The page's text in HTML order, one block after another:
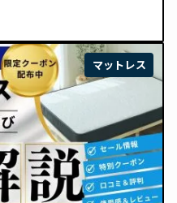
マットレス